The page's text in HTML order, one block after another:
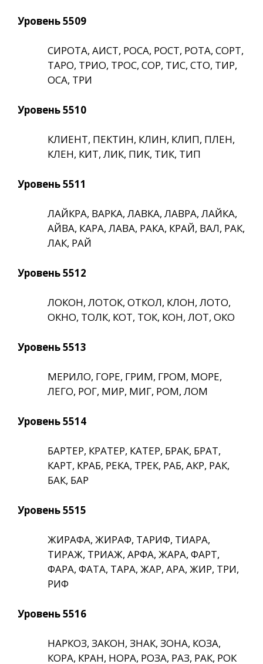
Уровень 5509
СИРОТА, АИСТ, РОСА, РОСТ, РОТА, СОРТ,
ТАРО, ТРИО, ТРОС, СОР, ТИС, СТО, ТИР,
ОСА, ТРИ
Уровень 5510
КЛИЕНТ, ПЕКТИН, КЛИН, КЛИП, ПЛЕН,
КЛЕН, КИТ, ЛИК, ПИК, ТИК, ТИП
Уровень 5511
ЛАЙКРА, ВАРКА, ЛАВКА, ЛАВРА, ЛАЙКА,
АЙВА, КАРА, ЛАВА, РАКА, КРАЙ, ВАЛ, РАК,
ЛАК, РАЙ
Уровень 5512
ЛОКОН, ЛОТОК, ОТКОЛ, КЛОН, ЛОТО,
ОКНО, ТОЛК, КОТ, ТОК, КОН, ЛОТ, ОКО
Уровень 5513
МЕРИЛО, ГОРЕ, ГРИМ, ГРОМ, МОРЕ,
ЛЕГО, РОГ, МИР, МИГ, РОМ, ЛОМ
Уровень 5514
БАРТЕР, КРАТЕР, КАТЕР, БРАК, БРАТ,
КАРТ, КРАБ, РЕКА, ТРЕК, РАБ, АКР, РАК,
БАК, БАР
Уровень 5515
ЖИРАФА, ЖИРАФ, ТАРИФ, ТИАРА,
ТИРАЖ, ТРИАЖ, АРФА, ЖАРА, ФАРТ,
ФАРА, ФАТА, ТАРА, ЖАР, АРА, ЖИР, ТРИ,
РИФ
Уровень 5516
НАРКОЗ, ЗАКОН, ЗНАК, ЗОНА, КОЗА,
КОРА, КРАН, НОРА, РОЗА, РАЗ, РАК, РОК